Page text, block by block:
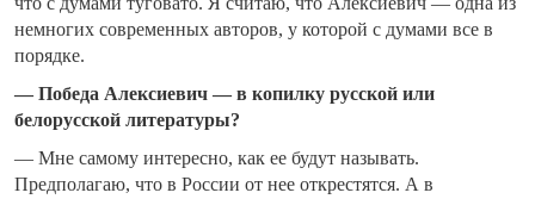
немногих современных авторов, у которой с думами все в
порядке.
— Победа Алексиевич — в копилку русской или
белорусской литературы?
— Мне самому интересно, как ее будут называть.
Предполагаю, что в России от нее открестятся. А в